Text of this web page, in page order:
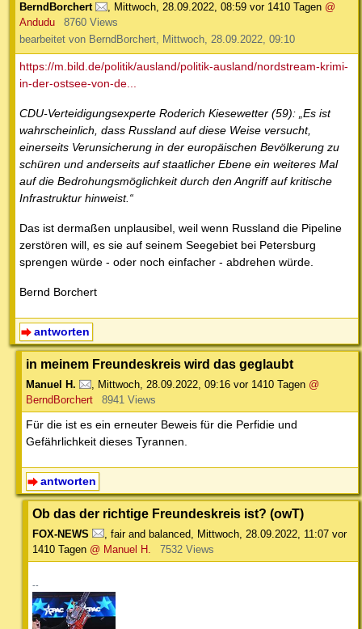
BerndBorchert , Mittwoch, 28.09.2022, 08:59 vor 1410 Tagen @
Andudu
8760 Views
bearbeitet von BerndBorchert, Mittwoch, 28.09.2022, 09:10
https://m.bild.de/politik/ausland/politik-ausland/nordstream-krimi-
in-der-ostsee-von-de...
CDU-Verteidigungsexperte Roderich Kiesewetter (59): „Es ist
wahrscheinlich, dass Russland auf diese Weise versucht,
einerseits Verunsicherung in der europäischen Bevölkerung zu
schüren und anderseits auf staatlicher Ebene ein weiteres Mal
auf die Bedrohungsmöglichkeit durch den Angriff auf kritische
Infrastruktur hinweist.“
Das ist dermaßen unplausibel, weil wenn Russland die Pipeline
zerstören will, es sie auf seinem Seegebiet bei Petersburg
sprengen würde - oder noch einfacher - abdrehen würde.
Bernd Borchert
antworten
in meinem Freundeskreis wird das geglaubt
Manuel H. Mittwoch, 28.09.2022, 09:16 vor 1410 Tagen @
BerndBorchert
8941 Views
Für die ist es ein erneuter Beweis für die Perfidie und
Gefährlichkeit dieses Tyrannen.
antworten
Ob das der richtige Freundeskreis ist? (owT)
FOX-NEWS fair and balanced Mittwoch, 28.09.2022, 11:07 vor
1410 Tagen @ Manuel H. 7532 Views
--